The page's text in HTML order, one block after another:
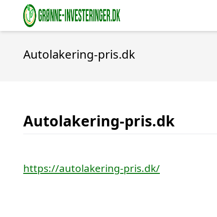
Autolakering-pris.dk
Autolakering-pris.dk
https://autolakering-pris.dk/